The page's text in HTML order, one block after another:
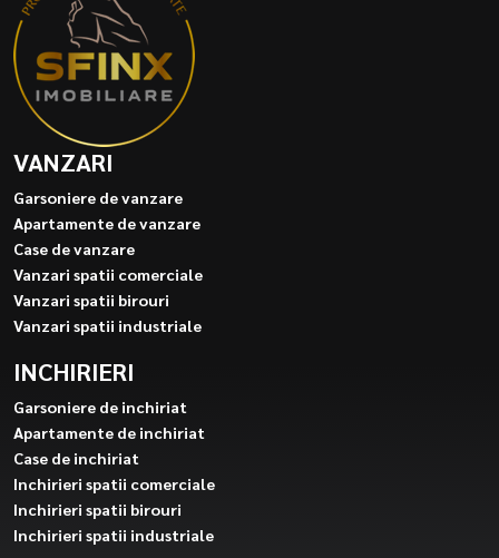
VANZARI
Garsoniere de vanzare
Apartamente de vanzare
Case de vanzare
Vanzari spatii comerciale
Vanzari spatii birouri
Vanzari spatii industriale
INCHIRIERI
Garsoniere de inchiriat
Apartamente de inchiriat
Case de inchiriat
Inchirieri spatii comerciale
Inchirieri spatii birouri
Inchirieri spatii industriale